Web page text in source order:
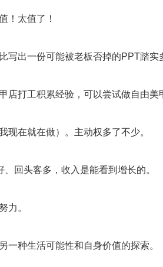
！太值了！
写出一份可能被老板否掉的PPT踏实
店打工积累经验，可以尝试做自由美
现在就在做）。主动权多了不少。
回头客多，收入是能看到增长的。
力。
一种生活可能性和自身价值的探索。